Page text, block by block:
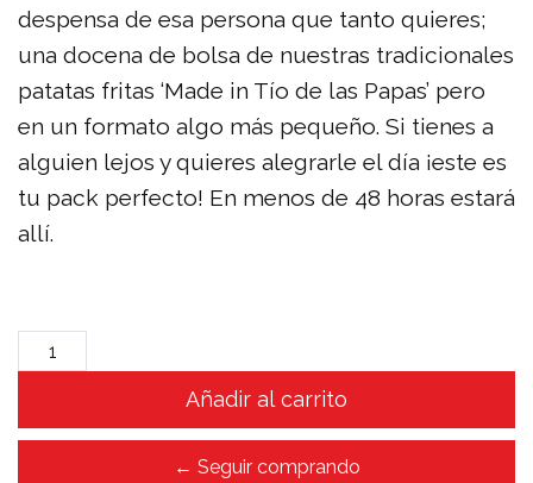
despensa de esa persona que tanto quieres;
una docena de bolsa de nuestras tradicionales
patatas fritas ‘Made in Tío de las Papas’ pero
en un formato algo más pequeño. Si tienes a
alguien lejos y quieres alegrarle el día ¡este es
tu pack perfecto! En menos de 48 horas estará
allí.
Pack
quiéreme
alegría
Añadir al carrito
← Seguir comprando